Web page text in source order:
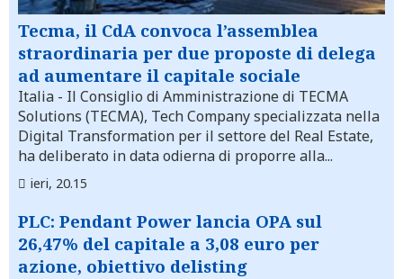
Tecma, il CdA convoca l’assemblea
straordinaria per due proposte di delega
ad aumentare il capitale sociale
Italia - Il Consiglio di Amministrazione di TECMA
Solutions (TECMA), Tech Company specializzata nella
Digital Transformation per il settore del Real Estate,
ha deliberato in data odierna di proporre alla...
ieri, 20.15
PLC: Pendant Power lancia OPA sul
26,47% del capitale a 3,08 euro per
azione, obiettivo delisting